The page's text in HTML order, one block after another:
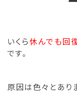
いくら休んでも回
です。
原因は色々とあり